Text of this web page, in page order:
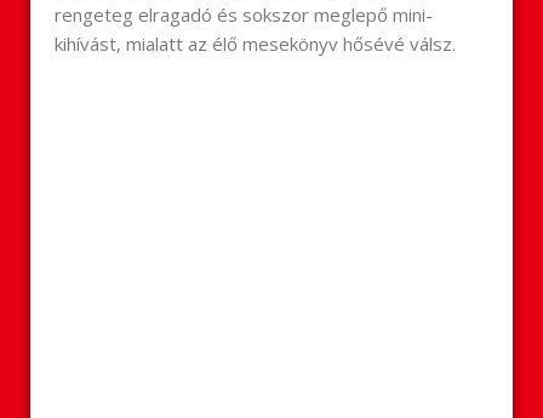
rengeteg elragadó és sokszor meglepő mini-
kihívást, mialatt az élő mesekönyv hősévé válsz.